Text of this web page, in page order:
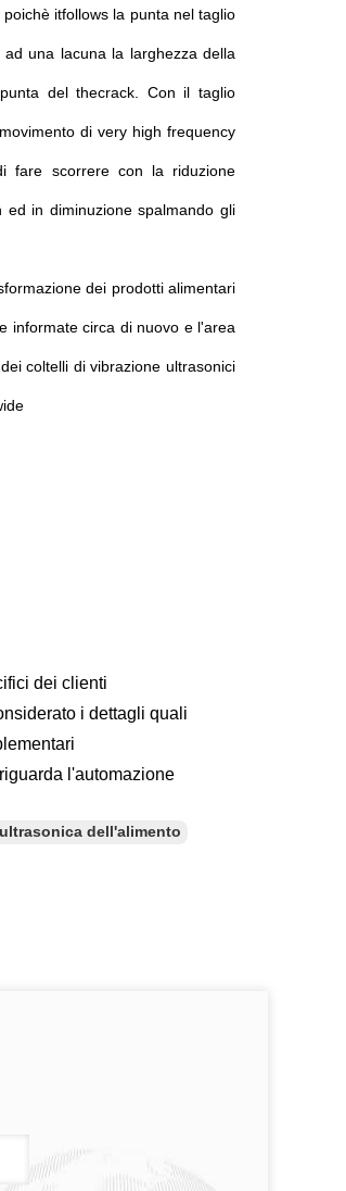
itfollows la punta nel taglio
una lacuna la larghezza della
del thecrack. Con il taglio
di very high frequency
fare scorrere con la riduzione
in diminuzione spalmando gli
dei prodotti alimentari
informate circa di nuovo e l'area
coltelli di vibrazione ultrasonici
dei clienti
i dettagli quali
l'automazione
dell'alimento